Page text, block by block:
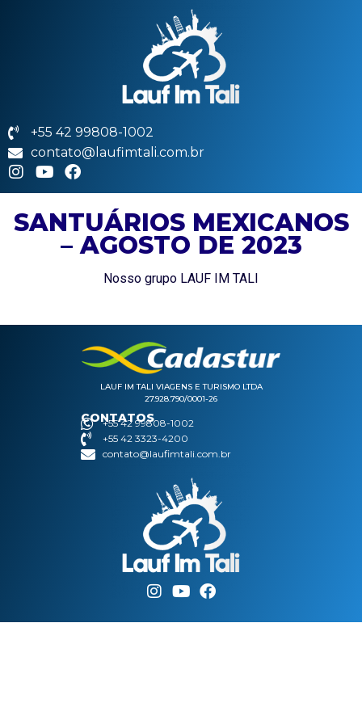
+55 42 99808-1002
contato@laufimtali.com.br
SANTUÁRIOS MEXICANOS
– AGOSTO DE 2023
Nosso grupo LAUF IM TALI
LAUF IM TALI VIAGENS E TURISMO LTDA
27.928.790/0001-26
CONTATOS
+55 42 99808-1002
+55 42 3323-4200
contato@laufimtali.com.br